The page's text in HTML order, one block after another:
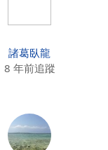
諸葛臥龍
8 年前追蹤